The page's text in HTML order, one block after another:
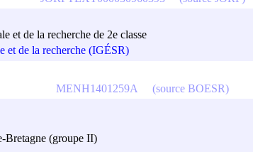
et de la recherche de 2e classe
et de la recherche (IGÉSR)
Bretagne (groupe II)
MENH1401259A (source BOESR)